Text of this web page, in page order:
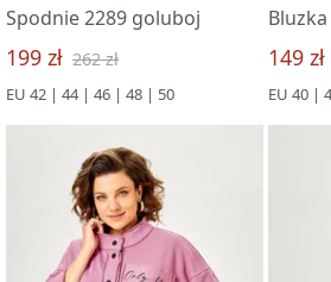
Spodnie 2289 goluboj
199 zł 262 zł
EU 42 | 44 | 46 | 48 | 50
149 zł